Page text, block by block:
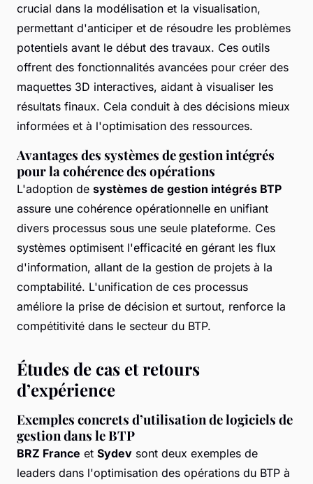
crucial dans la modélisation et la visualisation,
permettant d'anticiper et de résoudre les problèmes
potentiels avant le début des travaux. Ces outils
offrent des fonctionnalités avancées pour créer des
maquettes 3D interactives, aidant à visualiser les
résultats finaux. Cela conduit à des décisions mieux
informées et à l'optimisation des ressources.
Avantages des systèmes de gestion intégrés
pour la cohérence des opérations
L'adoption de systèmes de gestion intégrés BTP
assure une cohérence opérationnelle en unifiant
divers processus sous une seule plateforme. Ces
systèmes optimisent l'efficacité en gérant les flux
d'information, allant de la gestion de projets à la
comptabilité. L'unification de ces processus
améliore la prise de décision et surtout, renforce la
compétitivité dans le secteur du BTP.
Études de cas et retours
d’expérience
Exemples concrets d’utilisation de logiciels de
gestion dans le BTP
BRZ France et Sydev sont deux exemples de
leaders dans l'optimisation des opérations du BTP à